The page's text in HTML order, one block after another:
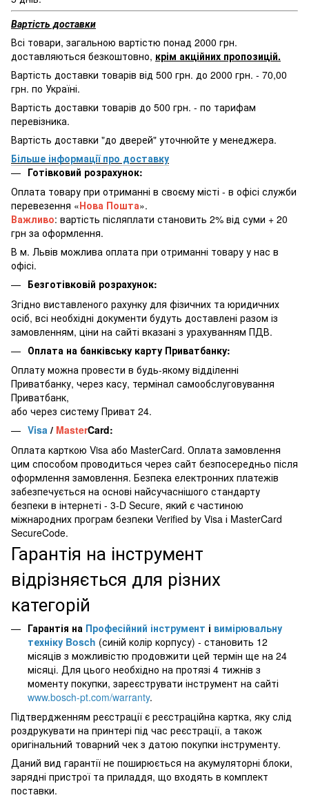
Вартість доставки
Всі товари, загальною вартістю понад 2000 грн.
доставляються безкоштовно, крім акційних пропозицій.
Вартість доставки товарів від 500 грн. до 2000 грн. - 70,00
грн. по Україні.
Вартість доставки товарів до 500 грн. - по тарифам
перевізника.
Вартість доставки "до дверей" уточнюйте у менеджера.
Більше інформації про доставку
Готівковий розрахунок:
Оплата товару при отриманні в своєму місті - в офісі служби
перевезення «Нова Пошта».
Важливо: вартість післяплати становить 2% від суми + 20
грн за оформлення.
В м. Львів можлива оплата при отриманні товару у нас в
офісі.
Безготівковій розрахунок:
Згідно виставленого рахунку для фізичних та юридичних
осіб, всі необхідні документи будуть доставлені разом із
замовленням, ціни на сайті вказані з урахуванням ПДВ.
Оплата на банківську карту Приватбанку:
Оплату можна провести в будь-якому відділенні
Приватбанку, через касу, термінал самообслуговування
Приватбанк,
або через систему Приват 24.
Visa / MasterCard:
Оплата карткою Visa або MasterCard. Оплата замовлення
цим способом проводиться через сайт безпосередньо після
оформлення замовлення. Безпека електронних платежів
забезпечується на основі найсучаснішого стандарту
безпеки в інтернеті - 3-D Secure, який є частиною
міжнародних програм безпеки Verified by Visa і MasterCard
SecureCode.
Гарантія на інструмент
відрізняється для різних
категорій
Гарантія на Професійний інструмент і вимірювальну
техніку Bosch (синій колір корпусу) - становить 12
місяців з можливістю продовжити цей термін ще на 24
місяці. Для цього необхідно на протязі 4 тижнів з
моменту покупки, зареєструвати інструмент на сайті
www.bosch-pt.com/warranty.
Підтвердженням реєстрації є реєстраційна картка, яку слід
роздрукувати на принтері під час реєстрації, а також
оригінальний товарний чек з датою покупки інструменту.
Даний вид гарантії не поширюється на акумуляторні блоки,
зарядні пристрої та приладдя, що входять в комплект
поставки.